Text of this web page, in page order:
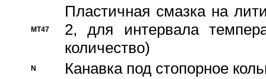
MT47
Пластичная смазка на
2, для интервала
количество)
N Канавка под стопорное